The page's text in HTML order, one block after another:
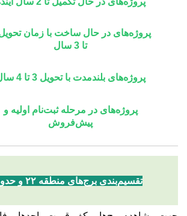
تا 3 سال
پروژه‌های بلندمدت با تحویل 3 تا 4 سال
پروژه‌های در مرحله ثبت‌نام اولیه و
پیش‌فروش
تقسیم‌بندی برج‌های منطقه ۲۲ و حدود قیمت‌ها